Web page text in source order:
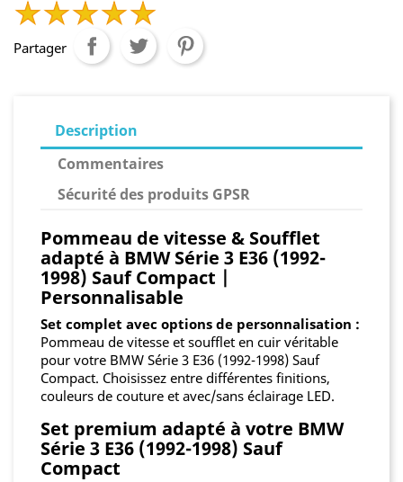
Partager
Description
Commentaires
Sécurité des produits GPSR
Pommeau de vitesse & Soufflet
adapté à BMW Série 3 E36 (1992-
1998) Sauf Compact |
Personnalisable
Set complet avec options de personnalisation :
Pommeau de vitesse et soufflet en cuir véritable
pour votre BMW Série 3 E36 (1992-1998) Sauf
Compact. Choisissez entre différentes finitions,
couleurs de couture et avec/sans éclairage LED.
Set premium adapté à votre BMW
Série 3 E36 (1992-1998) Sauf
Compact